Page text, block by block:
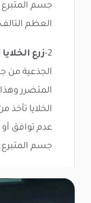
جسم
العظم
2- زرع
الجذعية من
المتضرر وهذا
الخلايا
عدم توافق أو
جسم المتبرع.